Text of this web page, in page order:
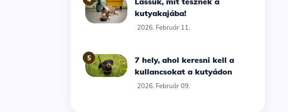
kutyakajába!
2026. Február 11.
5
7 hely, ahol keresni kell a
kullancsokat a kutyádon
2026. Február 09.